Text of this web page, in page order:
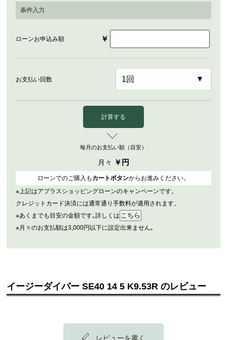
条件入力
ローンお申込み額 ￥
お支払い回数
計算する
毎月のお支払い額（目安）
月々 ￥ 円
ローンでのご購入も カートボタンからお進みください。
※上記はアプラスショッピングローンのキャンペーンです。
クレジットカード決済には通常通り手数料が適用されます。
※あくまでも目安の金額です｡詳しくは
※月々のお支払額は3,000円以下に設定出来ません｡
イージーダイバー SE40 14 5 K9.53R のレビュー
レビューを書く